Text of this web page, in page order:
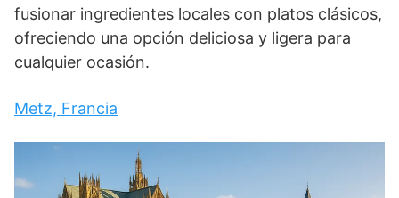
fusionar ingredientes locales con platos clásicos,
ofreciendo una opción deliciosa y ligera para
cualquier ocasión.
Metz, Francia